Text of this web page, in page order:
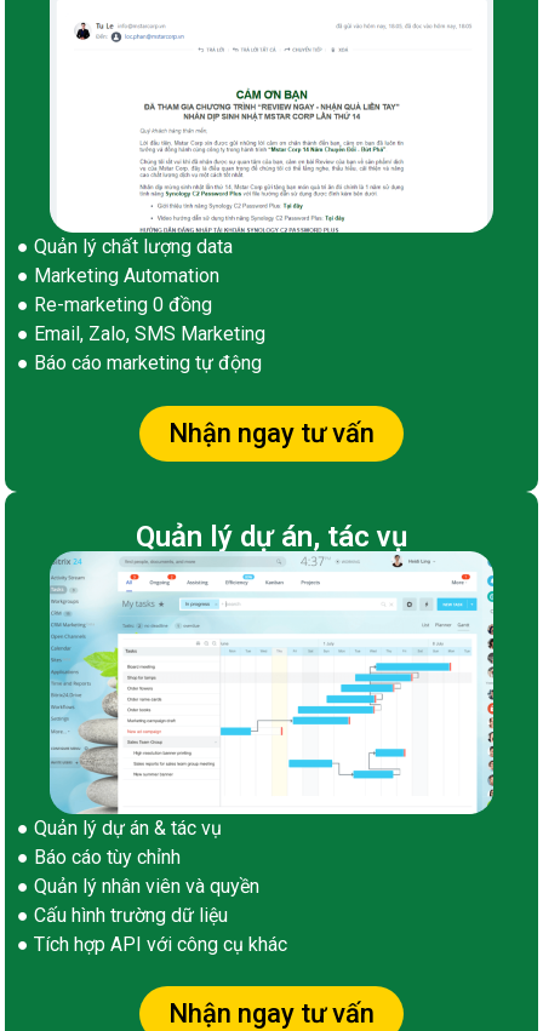
● Quản lý chất lượng data
● Marketing Automation
● Re-marketing 0 đồng
● Email, Zalo, SMS Marketing
● Báo cáo marketing tự động
Nhận ngay tư vấn
Quản lý dự án, tác vụ
● Quản lý dự án & tác vụ
● Báo cáo tùy chỉnh
● Quản lý nhân viên và quyền
● Cấu hình trường dữ liệu
● Tích hợp API với công cụ khác
Nhận ngay tư vấn